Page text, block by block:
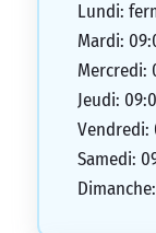
Lundi:
Mardi:
Mercredi:
Jeudi:
Vendredi:
Samedi: